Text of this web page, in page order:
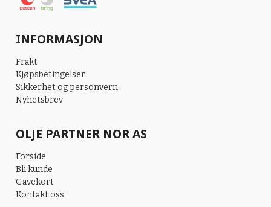
INFORMASJON
Frakt
Kjøpsbetingelser
Sikkerhet og personvern
Nyhetsbrev
OLJE PARTNER NOR AS
Forside
Bli kunde
Gavekort
Kontakt oss